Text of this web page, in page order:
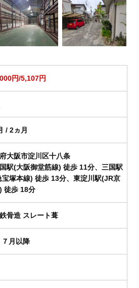
円/5,107円
/ 2ヵ月
大阪市淀川区十八条
駅(大阪御堂筋線) 徒歩 11分、三国駅
宝塚本線) 徒歩 13分、東淀川駅(JR京
徒歩 18分
骨造 スレート葺
月以降